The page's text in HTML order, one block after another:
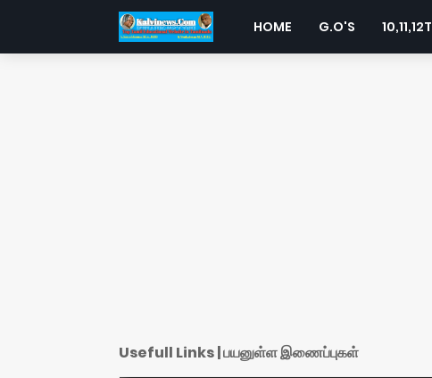
HOME G.O'S
Usefull Links | பயனுள்ள இணைப்புகள்